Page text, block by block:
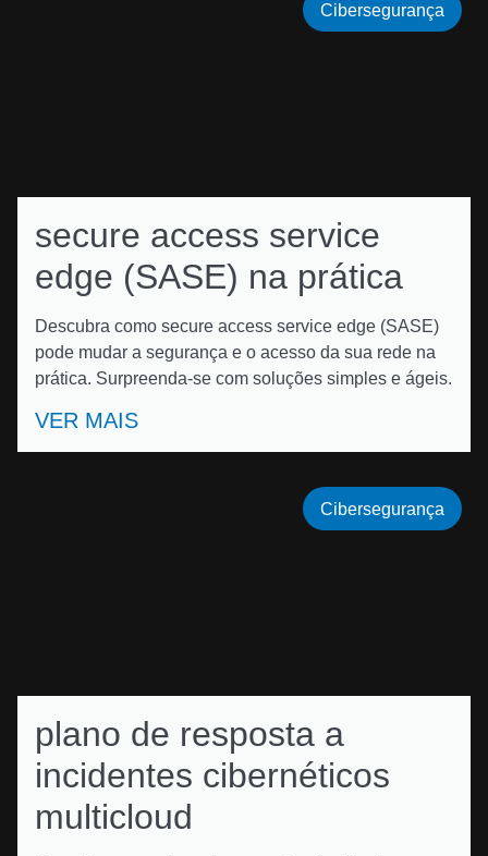
secure access service
edge (SASE) na prática
Descubra como secure access service edge (SASE)
pode mudar a segurança e o acesso da sua rede na
prática. Surpreenda-se com soluções simples e ágeis.
VER MAIS
Cibersegurança
plano de resposta a
incidentes cibernéticos
multicloud
Cibersegurança